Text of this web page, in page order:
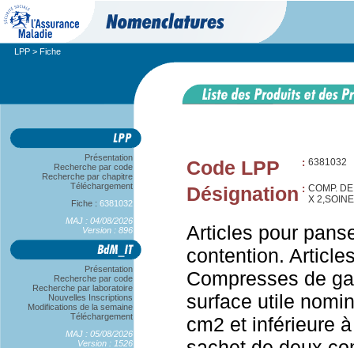
LPP > Fiche
Présentation
Recherche par code
Recherche par chapitre
Téléchargement
Fiche : 6381032
MAJ : 04/08/2026
Version : 896
Présentation
Recherche par code
Recherche par laboratoire
Nouvelles Inscriptions
Modifications de la semaine
Téléchargement
MAJ : 05/08/2026
Version : 1526
Code LPP : 6381032
Désignation : COMP.
X
Articles pour
contention.
Compresses de
surface utile
cm2 et inférieure